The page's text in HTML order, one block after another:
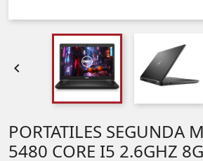

PORTATILES SEGUNDA
5480 CORE I5 2.6GHZ